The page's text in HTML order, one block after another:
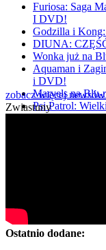
Furiosa: Saga
I DVD!
Godzilla i
DIUNA:
Wonka już na
Aquaman i
i DVD!
Marvels na
Psi Patrol:
zobacz więcej
Zwiastuny
Ostatnio dodane: